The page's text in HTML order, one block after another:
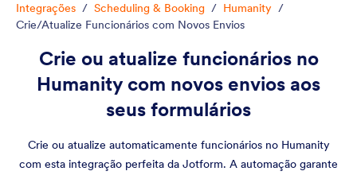
Integrações / Scheduling & Booking / Humanity /
Crie/Atualize Funcionários com Novos Envios
Crie ou atualize funcionários no
Humanity com novos envios aos
seus formulários
Crie ou atualize automaticamente funcionários no Humanity
com esta integração perfeita da Jotform. A automação garante